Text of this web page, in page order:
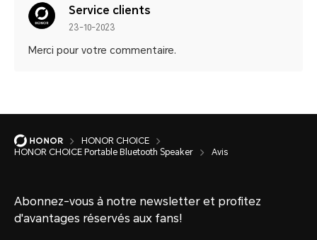
Service clients
23-10-2023
Merci pour votre commentaire.
HONOR CHOICE
HONOR CHOICE Portable Bluetooth Speaker
Avis
Abonnez-vous à notre newsletter et profitez
d'avantages réservés aux fans!